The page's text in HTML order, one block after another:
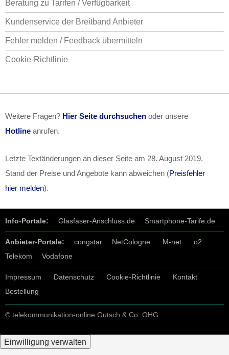
Beratung zu Tarifen / Verfügbarkeit
Kundenservice der Breitband Anbieter
Fehler melden / Feedback übermitteln
Cookie-Richtlinie
Weitere Fragen? Hier Seite durchsuchen oder unsere
Hotline anrufen.
Letzte Textänderungen an dieser Seite am 28. August 2019.
Stand der Preise und Angebote kann abweichen (Preisfehler
hier melden).
Info-Portale: Glasfaser-Anschluss.de Smartphone-Tarife.de
Anbieter-Portale: congstar NetCologne M-net
o2
Telekom
Vodafone
Impressum Datenschutz Cookie-Richtlinie
Kontakt
Bestellung
© telekommunikation-online Gutsch & Co. OHG
Einwilligung verwalten